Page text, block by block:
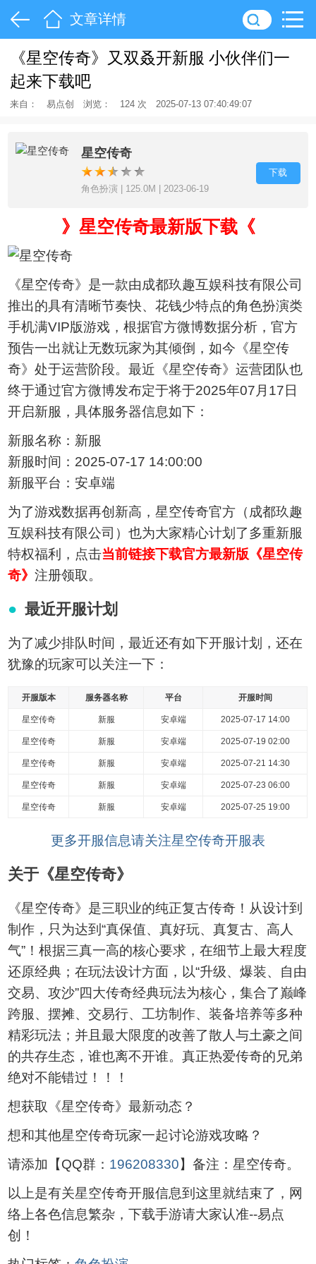
文章详情
《星空传奇》又双叒开新服 小伙伴们一
起来下载吧
来自： 易点创 浏览： 124 次 2025-07-13 07:40:49:07
星空传奇
角色扮演 | 125.0M | 2023-06-19
下载
》星空传奇最新版下载《
《星空传奇》是一款由成都玖趣互娱科技有限公司
推出的具有清晰节奏快、花钱少特点的角色扮演类
手机满VIP版游戏，根据官方微博数据分析，官方
预告一出就让无数玩家为其倾倒，如今《星空传
奇》处于运营阶段。最近《星空传奇》运营团队也
终于通过官方微博发布定于将于2025年07月17日
开启新服，具体服务器信息如下：
新服名称：新服
新服时间：2025-07-17 14:00:00
新服平台：安卓端
为了游戏数据再创新高，星空传奇官方（成都玖趣
互娱科技有限公司）也为大家精心计划了多重新服
特权福利，点击当前链接下载官方最新版《星空传
奇》注册领取。
最近开服计划
为了减少排队时间，最近还有如下开服计划，还在
犹豫的玩家可以关注一下：
开服版本 服务器名称 平台 开服时间
星空传奇 新服 安卓端 2025-07-17 14:00
星空传奇 新服 安卓端 2025-07-19 02:00
星空传奇 新服 安卓端 2025-07-21 14:30
星空传奇 新服 安卓端 2025-07-23 06:00
星空传奇 新服 安卓端 2025-07-25 19:00
更多开服信息请关注星空传奇开服表
关于《星空传奇》
《星空传奇》是三职业的纯正复古传奇！从设计到
制作，只为达到“真保值、真好玩、真复古、高人
气”！根据三真一高的核心要求，在细节上最大程度
还原经典；在玩法设计方面，以“升级、爆装、自由
交易、攻沙”四大传奇经典玩法为核心，集合了巅峰
跨服、摆摊、交易行、工坊制作、装备培养等多种
精彩玩法；并且最大限度的改善了散人与土豪之间
的共存生态，谁也离不开谁。真正热爱传奇的兄弟
绝对不能错过！！！
想获取《星空传奇》最新动态？
想和其他星空传奇玩家一起讨论游戏攻略？
请添加【QQ群： 196208330】备注：星空传奇。
以上是有关星空传奇开服信息到这里就结束了，网
络上各色信息繁杂，下载手游请大家认准--易点
创！